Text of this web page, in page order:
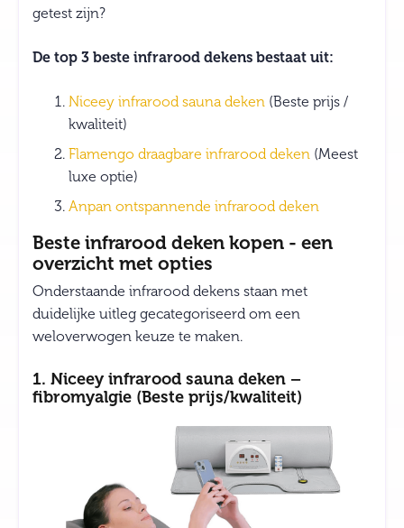
getest zijn?
De top 3 beste infrarood dekens bestaat uit:
Niceey infrarood sauna deken (Beste prijs /
kwaliteit)
Flamengo draagbare infrarood deken (Meest
luxe optie)
Anpan ontspannende infrarood deken
Beste infrarood deken kopen - een
overzicht met opties
Onderstaande infrarood dekens staan met
duidelijke uitleg gecategoriseerd om een
weloverwogen keuze te maken.
1. Niceey infrarood sauna deken –
fibromyalgie (Beste prijs/kwaliteit)